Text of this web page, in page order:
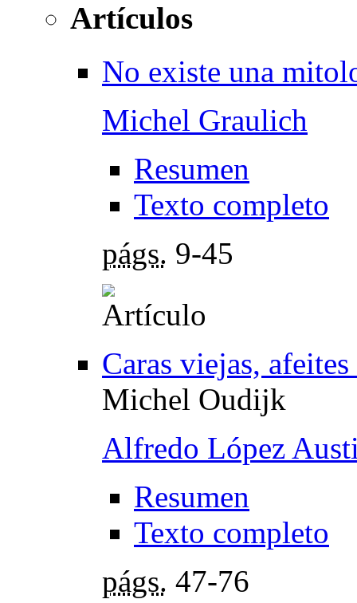
Artículos
No existe una
Michel Graulich
Resumen
Texto completo
págs. 9-45
Caras viejas,
Michel Oudijk
Alfredo López
Resumen
Texto completo
págs. 47-76